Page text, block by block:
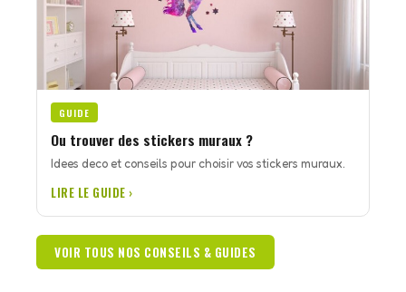
GUIDE
Ou trouver des stickers muraux ?
Idees deco et conseils pour choisir vos stickers muraux.
LIRE LE GUIDE ›
VOIR TOUS NOS CONSEILS & GUIDES